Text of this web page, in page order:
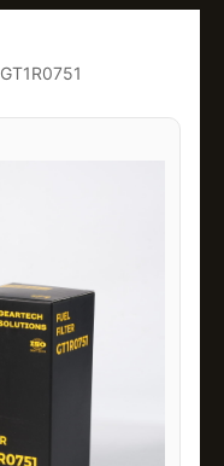
GT1R0751